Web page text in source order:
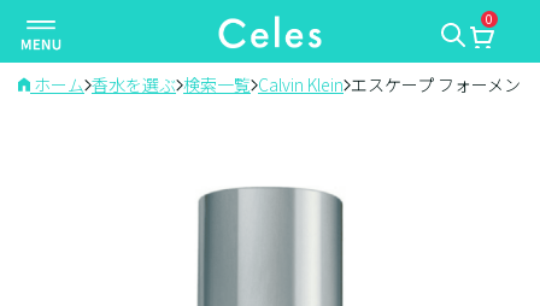
ナ
ビ
ゲ
0
ホーム 香水を選ぶ 検索一覧 Calvin Klein エスケープ フォーメン